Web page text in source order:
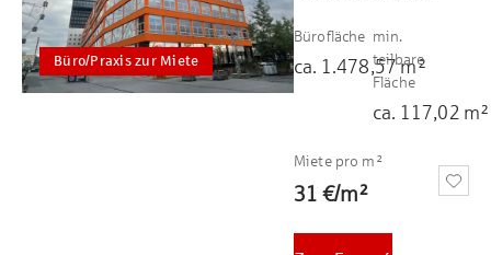
Büro/Praxis zur Miete
Bürofläche
ca. 1.478,57m²
min.
teilbare
Fläche
ca. 117,02 m²
Miete pro m²
31 €/m²